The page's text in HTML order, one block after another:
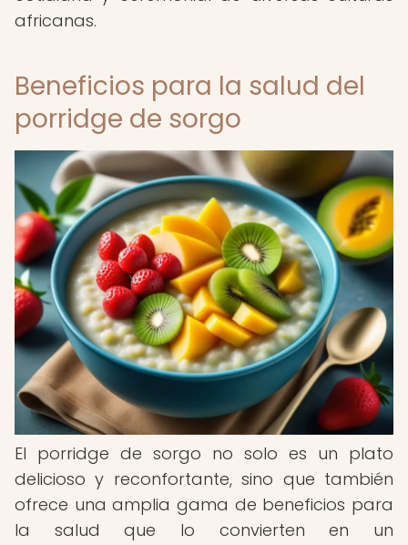
africanas.
Beneficios para la salud del
porridge de sorgo
El porridge de sorgo no solo es un plato
delicioso y reconfortante, sino que también
ofrece una amplia gama de beneficios para
la salud que lo convierten en un